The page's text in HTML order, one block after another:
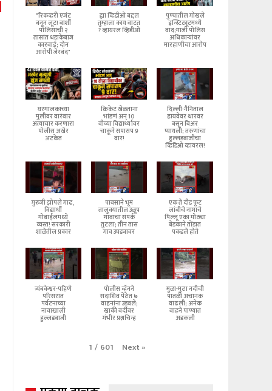
"रिकव्हरी एजंट
बनून लूट! बार्शी
पोलिसांची २
तासांत धडाकेबाज
कारवाई; दोन
आरोपी जेरबंद"
ह्या व्हिडीओ बद्दल
तुम्हाला काय वाटत
? व्हायरल व्हिडीओ
पुण्यातील गोखले
इन्स्टिट्यूटमध्ये
वाद;माजी पोलिस
अधिकाऱ्यांवर
मारहाणीचा आरोप
घरमालकाच्या
मुलीवर वारंवार
अत्याचार करणारा
पोलीस अखेर
अटकेत
क्रिकेट खेळताना
भांडणं अन् 10
वीच्या विद्यार्थ्यावर
चाकूने सपासप 9
वार!
दिल्ली-नैनिताल
हायवेवर थारवर
बसून बिअर
प्यायली; तरुणांचा
हुल्लडबाजीचा
व्हिडिओ व्हायरल!
गुरुजी झोपले गाढ,
विद्यार्थी
मोबाईलमध्ये
व्यस्त! सरकारी
शाळेतील प्रकार
पावसाने भूम
तालुक्यातील उळूप
गावाचा संपर्क
तुटला; तीन तास
गाव उघड्यावर
एक ते दीड फूट
लांबीचे नागाचे
पिल्लू एका मोठ्या
बेडकाने तोंडात
पकडले होते
त्र्यंबकेश्वर-पहिणे
परिसरात
पर्यटनाच्या
नावाखाली
हुल्लडबाजी
पोलीस व्हॅनने
सदाशिव पेठेत ७
वाहनांना उडवले;
खाकी वर्दीवर
गंभीर प्रश्नचिन्ह
मुळा-मुठा नदीची
पातळी अचानक
वाढली; अनेक
वाहने पाण्यात
अडकली
1 / 601 Next»